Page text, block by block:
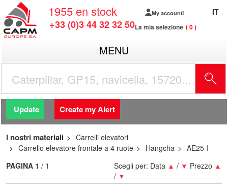
1955 en stock
+33 (0)3 44 32 32 50
My account
La mia selezione 0
IT
MENU
Update Create my Alert
I nostri materiali
Carrelli elevatori
Carrello elevatore frontale a 4 ruote
Hangcha AE25-I
Scegli per: Data ▲ / ▼ Prezzo ▲
/ ▼
PAGINA 1 / 1